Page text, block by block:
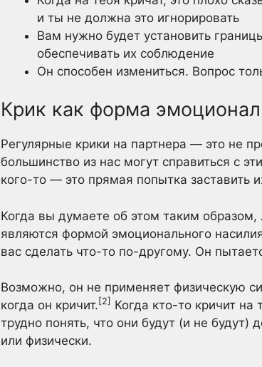
и ты не должна это игнорировать
Вам нужно будет установить
обеспечивать их соблюдение
Он способен измениться. Вопрос
Крик как форма
Регулярные крики на партнера — это не
большинство из нас могут справиться с
кого-то — это прямая попытка заставить
Когда вы думаете об этом таким образом,
являются формой эмоционального
вас сделать что-то по-другому. Он
Возможно, он не применяет физическую
когда он кричит. [2] Когда кто-то кричит на
трудно понять, что они будут (и не
или физически.